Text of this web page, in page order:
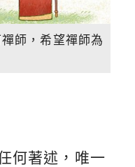
師，希望禪師為
何著述，唯一